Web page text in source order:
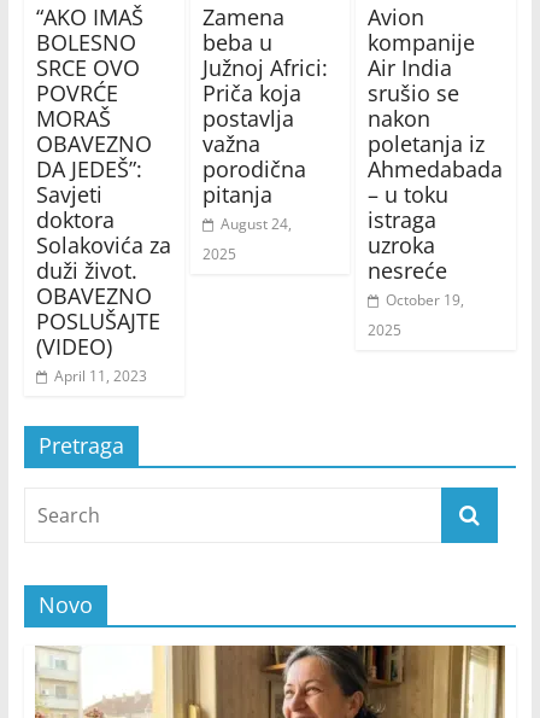
“AKO IMAŠ
BOLESNO
SRCE OVO
POVRĆE
MORAŠ
OBAVEZNO
DA JEDEŠ”:
Savjeti
doktora
Solakovića za
duži život.
OBAVEZNO
POSLUŠAJTE
(VIDEO)
April 11, 2023
Zamena
beba u
Južnoj Africi:
Priča koja
postavlja
važna
porodična
pitanja
August 24,
2025
Avion
kompanije
Air India
srušio se
nakon
poletanja iz
Ahmedabada
– u toku
istraga
uzroka
nesreće
October 19,
2025
Pretraga
Novo